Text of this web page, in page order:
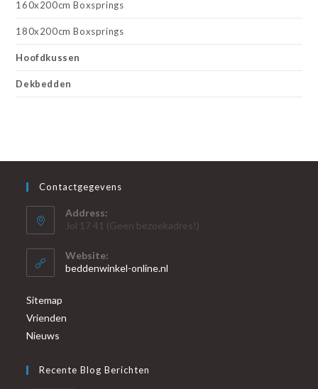
160x200cm Boxsprings
180x200cm Boxsprings
Hoofdkussen
Dekbedden
Contactgegevens
Address:
Jol 17 41 (Geen bezoekadres!)
Website:
beddenwinkel-online.nl
Sitemap
Vrienden
Nieuws
Recente Blog Berichten